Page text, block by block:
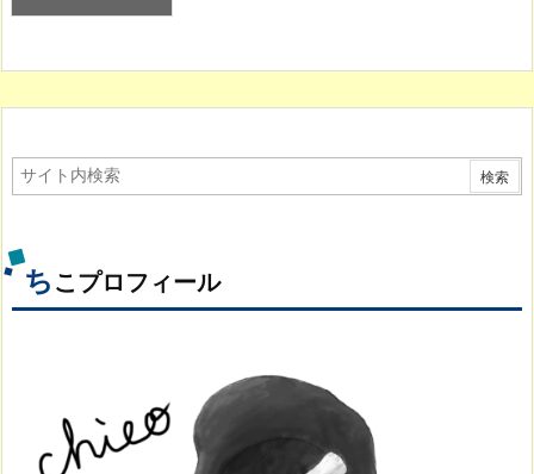
ち こプロフィール